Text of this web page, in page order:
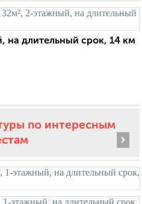
на длительный срок, 14 км
по интересным
›